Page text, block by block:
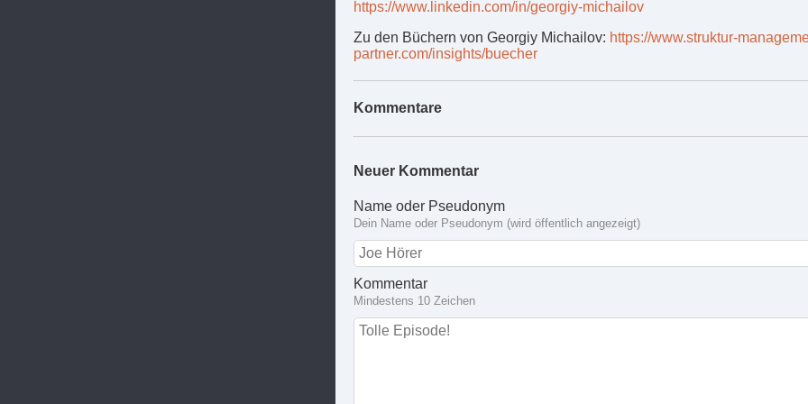
https://www.linkedin.com/in/georgiy-michailov
Zu den Büchern von Georgiy Michailov: https://www.struktur-
partner.com/insights/buecher
Kommentare
Neuer Kommentar
Name oder Pseudonym
Dein Name oder Pseudonym (wird öffentlich angezeigt)
Kommentar
Mindestens 10 Zeichen